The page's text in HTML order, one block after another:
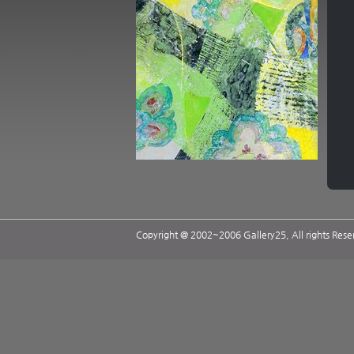
Copyright @ 2002~2006 Gallery25, All rights